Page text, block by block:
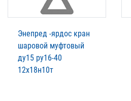
Энепред -ярдос кран
шаровой муфтовый
ду15 ру16-40
12х18н10т